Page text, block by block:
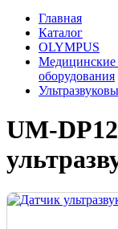
Главная
Каталог
OLYMPUS
Медицинские
оборудования
UM-